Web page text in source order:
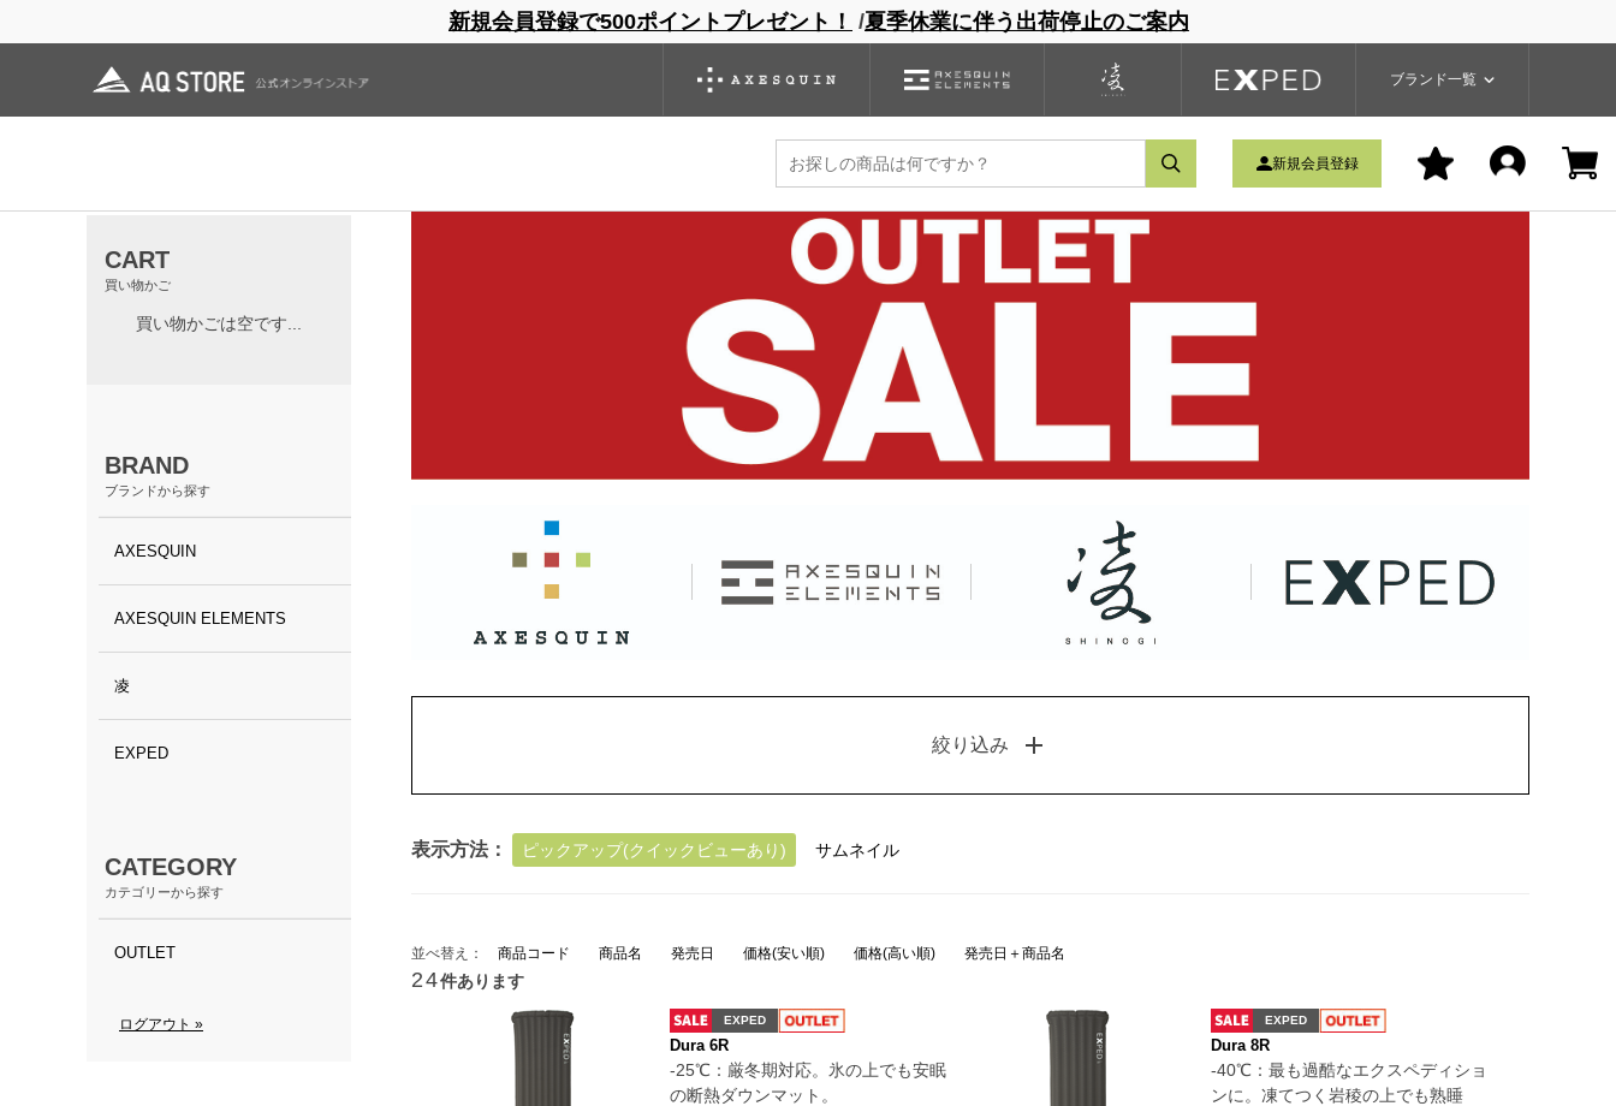
新規会員登録で500ポイントプレゼント！ /夏季休業に伴う出荷停止のご案内
ブランド一覧
ブランドサイト 商品一覧 ブランドサイト 商品一覧
新規会員登録
スリーピングマット バックパック グローブ シノギング アウトレット
ホーム > OUTLET > EXPED OUTLET > EXPED Mats＆Pillows OUTLET
CART
買い物かご
買い物かごは空です...
BRAND
ブランドから探す
AXESQUIN
AXESQUIN ELEMENTS
凌
EXPED
CATEGORY
カテゴリーから探す
OUTLET
ログアウト »
絞り込み
表示方法： ピックアップ(クイックビューあり) サムネイル
並べ替え： 商品コード 商品名 発売日 価格(安い順) 価格(高い順) 発売日＋商品名
24件あります
Dura 6R
-25℃：厳冬期対応。氷の上でも安眠
の断熱ダウンマット。
EXPED
Dura 8R
-40℃：最も過酷なエクスペディショ
ンに。凍てつく岩稜の上でも熟睡
EXPED